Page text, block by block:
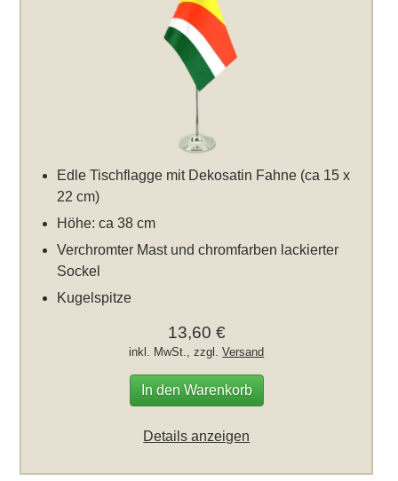
Edle Tischflagge mit Dekosatin Fahne (ca 15 x
22 cm)
Höhe: ca 38 cm
Verchromter Mast und chromfarben lackierter
Sockel
Kugelspitze
13,60 €
inkl. MwSt., zzgl.Versand
In den Warenkorb
Details anzeigen